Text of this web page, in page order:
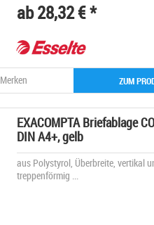
ab 28,32 € *
ZUM
Merken
EXACOMPTA Briefablage
DIN A4+, gelb
aus Polystyrol, Überbreite, vertikal
treppenförmig ...